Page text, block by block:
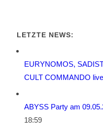
LETZTE NEWS:
EURYNOMOS,
CULT COMMANDO
ABYSS Party am
18:59